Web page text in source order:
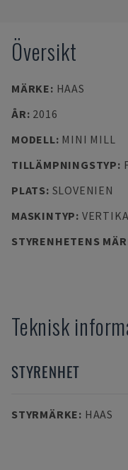
Översikt
MÄRKE: HAAS
ÅR: 2016
MODELL: MINI MILL
TILLÄMPNINGSTYP:
PLATS: SLOVENIEN
MASKINTYP:
STYRENHETENS
Teknisk
STYRENHET
STYRMÄRKE: HAAS